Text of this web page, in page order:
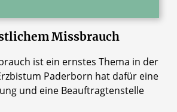
Missbrauch
ist ein ernstes Thema in der
Paderborn hat dafür eine
und eine Beauftragtenstelle